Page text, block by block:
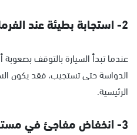
2- استجابة بطيئة عند الفرملة
عندما تبدأ السيارة بالتوقف
الدواسة حتى تستجيب، فقد يكون
الرئيسية.
3- انخفاض مفاجئ في مستوى زيت الفرامل